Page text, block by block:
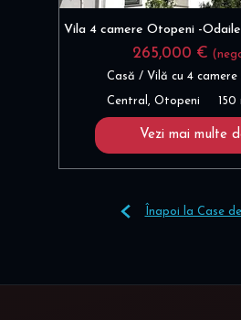
Vila 4 camere Otopeni -
265,000 €
Casă / Vilă cu 4 camere
Central, Otopeni 150
Vezi mai multe
Înapoi la Case